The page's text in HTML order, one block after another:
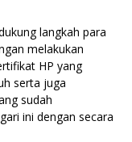
langkah para
melakukan
HP yang
serta juga
sudah
ini dengan secara